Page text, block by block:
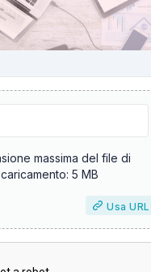
massima del file di
caricamento: 5 MB
Usa